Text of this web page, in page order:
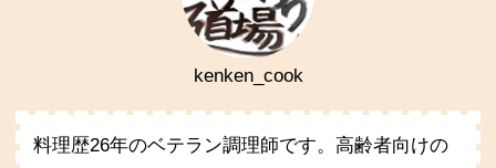
kenken_cook
料理歴26年のベテラン調理師です。高齢者向けの